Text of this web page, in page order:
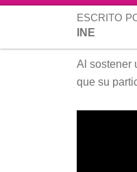
ESCRITO
INE
Al sostener
que su